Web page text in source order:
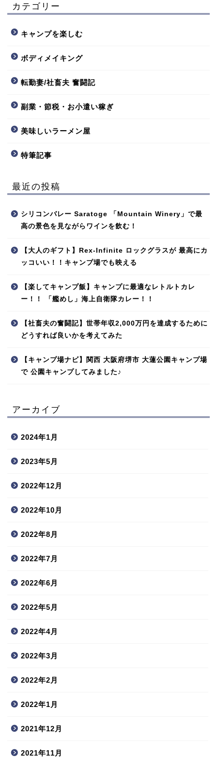
カテゴリー
キャンプを楽しむ
ボディメイキング
転勤妻/社畜夫 奮闘記
副業・節税・お小遣い稼ぎ
美味しいラーメン屋
特筆記事
最近の投稿
シリコンバレー Saratoge 「Mountain Winery」で最
高の景色を見ながらワインを飲む！
【大人のギフト】Rex-Infinite ロックグラスが 最高にカ
ッコいい！！キャンプ場でも映える
【楽してキャンプ飯】キャンプに最適なレトルトカレ
ー！！ 「艦めし」海上自衛隊カレー！！
【社畜夫の奮闘記】世帯年収2,000万円を達成するために
どうすれば良いかを考えてみた
【キャンプ場ナビ】関西 大阪府堺市 大蓮公園キャンプ場
で 公園キャンプしてみました♪
アーカイブ
2024年1月
2023年5月
2022年12月
2022年10月
2022年8月
2022年7月
2022年6月
2022年5月
2022年4月
2022年3月
2022年2月
2022年1月
2021年12月
2021年11月